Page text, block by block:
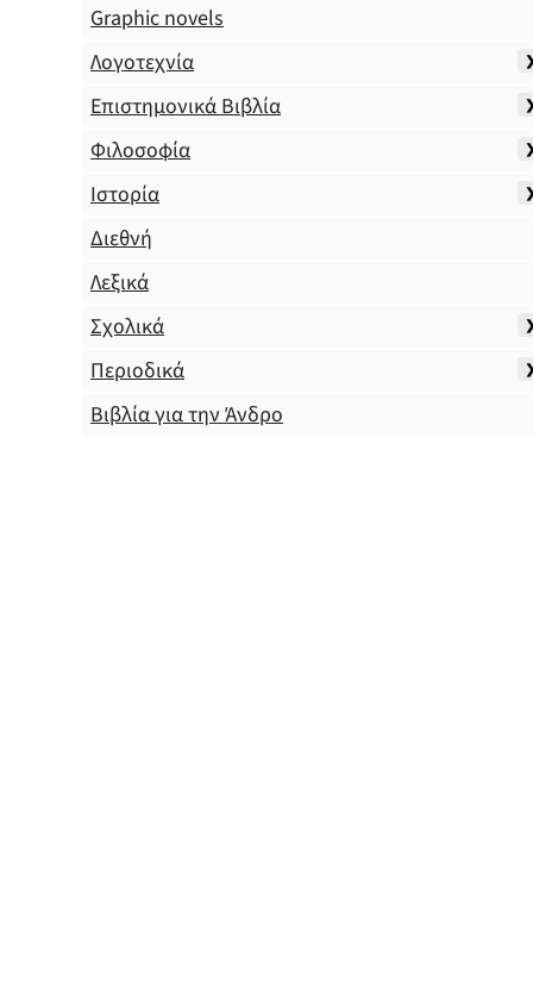
Graphic novels
Λογοτεχνία
Επιστημονικά Βιβλία
Φιλοσοφία
Ιστορία
Διεθνή
Λεξικά
Σχολικά
Περιοδικά
Βιβλία για την Άνδρο